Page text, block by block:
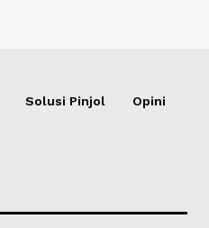
Solusi Pinjol Opini